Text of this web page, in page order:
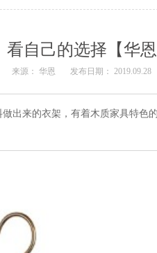
自己的选择【华恩
来源： 华恩 发布日期： 2019.09.28
出来的衣架，有着木质家具特色